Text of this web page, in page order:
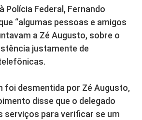
Polícia Federal, Fernando
“algumas pessoas e amigos
a Zé Augusto, sobre o
justamente de
foi desmentida por Zé Augusto,
disse que o delegado
serviços para verificar se um